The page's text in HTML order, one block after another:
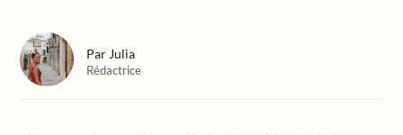
Par Julia
Rédactrice